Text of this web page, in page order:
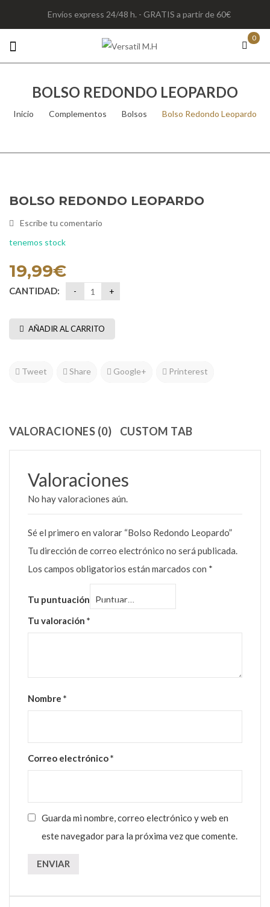
Envíos express 24/48 h. - GRATIS a partir de 60€
0
BOLSO REDONDO LEOPARDO
Inicio Complementos Bolsos Bolso Redondo Leopardo
BOLSO REDONDO LEOPARDO
Escribe tu comentario
tenemos stock
19,99€
CANTIDAD:
AÑADIR AL CARRITO
Tweet Share Google+ Printerest
VALORACIONES (0) CUSTOM TAB
Valoraciones
No hay valoraciones aún.
Sé el primero en valorar “Bolso Redondo Leopardo”
Tu dirección de correo electrónico no será publicada.
Los campos obligatorios están marcados con *
Tu puntuación
Tu valoración *
Nombre *
Correo electrónico*
Guarda mi nombre, correo electrónico y web en
este navegador para la próxima vez que comente.